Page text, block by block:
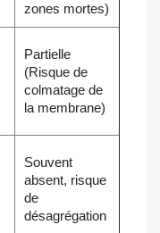
zones mortes)
Partielle
(Risque de
colmatage de
la membrane)
Souvent
absent, risque
de
désagrégation